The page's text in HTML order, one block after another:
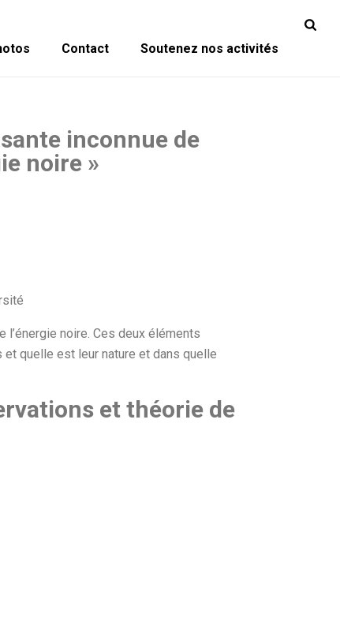
Contact Soutenez nos activités
inconnue de
noire »
noire. Ces deux éléments
quelle est leur nature et dans quelle
et théorie de